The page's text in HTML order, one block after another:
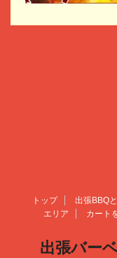
トップ 出張BBQ
エリア
カート
出張バー